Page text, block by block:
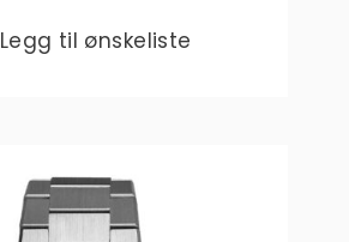
Legg til ønskeliste